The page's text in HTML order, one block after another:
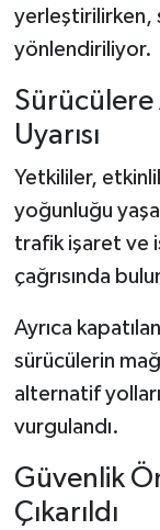
yerleştirilirken,
yönlendiriliyor.
Uyarısı
Yetkililer,
yoğunluğu
trafik işaret ve
çağrısında
Ayrıca
sürücülerin
alternatif
vurgulandı.
Güvenlik
Çıkarıldı